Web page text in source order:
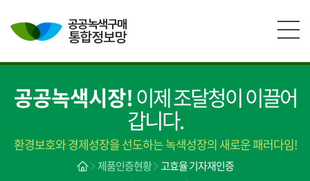
공공녹색시장!이제 조달청이 이끌어
갑니다.
환경보호와 경제성장을 선도하는 녹색성장의 새로운 패러다임!
제품인증현황 고효율 기자재인증